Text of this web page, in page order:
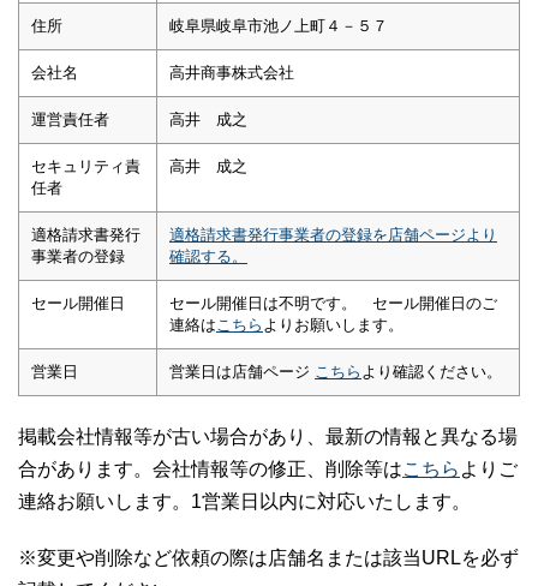
住所 岐阜県岐阜市池ノ上町４－５７
会社名 高井商事株式会社
運営責任者 高井 成之
セキュリティ責
任者
高井 成之
適格請求書発行
事業者の登録
適格請求書発行事業者の登録を店舗ページより
確認する。
セール開催日
セール開催日は不明です。 セール開催日のご
連絡は こちら よりお願いします。
営業日 営業日は店舗ページ こちら より確認ください。
掲載会社情報等が古い場合があり、最新の情報と異なる場
合があります。会社情報等の修正、削除等はこちら よりご
連絡お願いします。1営業日以内に対応いたします。
※変更や削除など依頼の際は店舗名または該当URLを必ず